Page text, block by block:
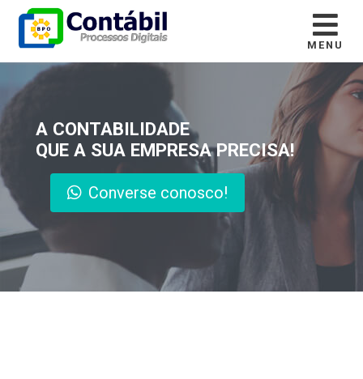
MENU
A CONTABILIDADE
QUE A SUA EMPRESA PRECISA!
Converse conosco!